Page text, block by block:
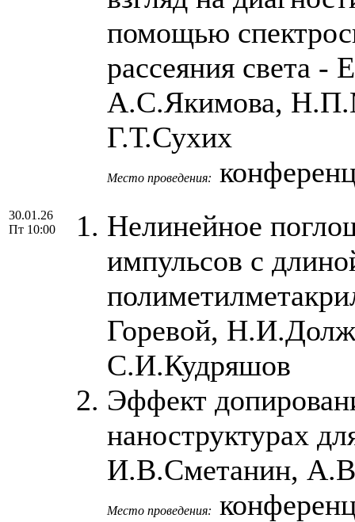
помощью
рассеяния света
А.С.Якимова,
Г.Т.Сухих
Место проведения:
30.01.26
Пт 10:00
Нелинейное
импульсов с
Горевой,
С.И.Кудряшов
Эффект
наноструктурах
И.В.Сметанин,
Место проведения: